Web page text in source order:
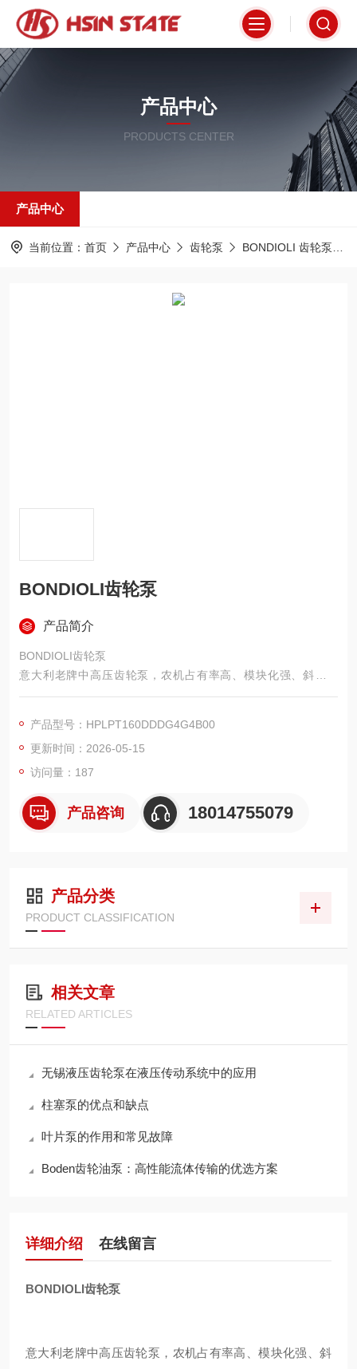
产品中心
PRODUCTS CENTER
产品中心
当前位置： 首页 产品中心 齿轮泵 BONDIOLI 齿轮泵
BONDIOLI齿轮泵
产品简介
BONDIOLI齿轮泵
意大利老牌中高压齿轮泵，农机占有率高、模块化强、斜齿低
噪、峰值 320bar、性价比突出，对标 CASAPPA，农机 / 轻型工
产品型号：HPLPT160DDDG4G4B00
更新时间：2026-05-15
访问量：187
产品咨询 18014755079
产品分类
PRODUCT CLASSIFICATION
相关文章
RELATED ARTICLES
无锡液压齿轮泵在液压传动系统中的应用
柱塞泵的优点和缺点
叶片泵的作用和常见故障
Boden齿轮油泵：高性能流体传输的优选方案
详细介绍 在线留言
BONDIOLI齿轮泵
意大利老牌中高压齿轮泵，农机占有率高、模块化强、斜